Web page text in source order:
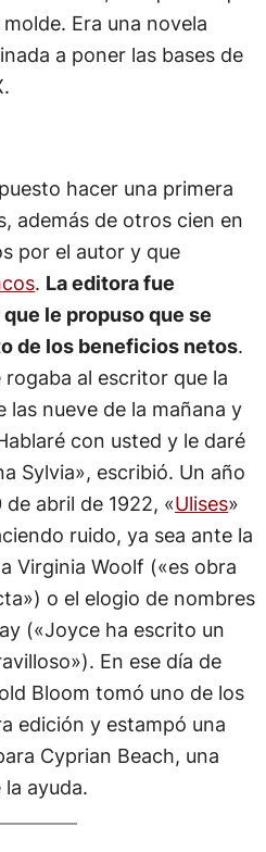
Era una novela
a poner las bases de
hacer una primera
además de otros cien en
por el autor y que
. La editora fue
le propuso que se
de los beneficios netos.
al escritor que la
las nueve de la mañana y
con usted y le daré
Sylvia», escribió. Un año
abril de 1922, «Ulises»
ruido, ya sea ante la
Virginia Woolf («es obra
o el elogio de nombres
(«Joyce ha escrito un
En ese día de
Bloom tomó uno de los
edición y estampó una
Cyprian Beach, una
ayuda.